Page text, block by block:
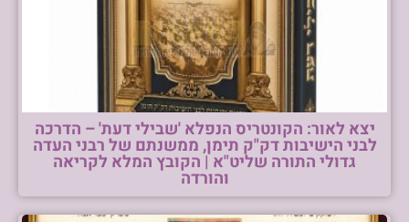
יצא לאור: הקונטריס הנפלא 'שבילי דעת' – הדרכה
לבני הישיבות דק"ק תימן, ממשנתם של רבני העדה
גדולי התורה שליט"א | הקובץ המלא לקריאה
והורדה